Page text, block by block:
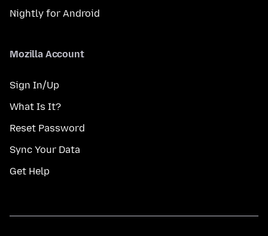
Nightly for Android
Mozilla Account
Sign In/Up
What Is It?
Reset Password
Sync Your Data
Get Help